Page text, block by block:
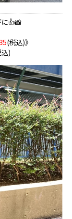
👍📸
(税込)》
)